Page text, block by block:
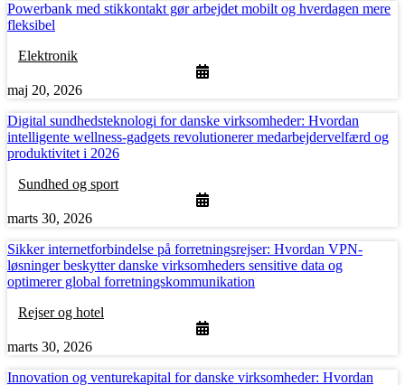
Powerbank med stikkontakt gør arbejdet mobilt og hverdagen mere
fleksibel
Elektronik
maj 20, 2026
Digital sundhedsteknologi for danske virksomheder: Hvordan
intelligente wellness-gadgets revolutionerer medarbejdervelfærd og
produktivitet i 2026
Sundhed og sport
marts 30, 2026
Sikker internetforbindelse på forretningsrejser: Hvordan VPN-
løsninger beskytter danske virksomheders sensitive data og
optimerer global forretningskommunikation
Rejser og hotel
marts 30, 2026
Innovation og venturekapital for danske virksomheder: Hvordan